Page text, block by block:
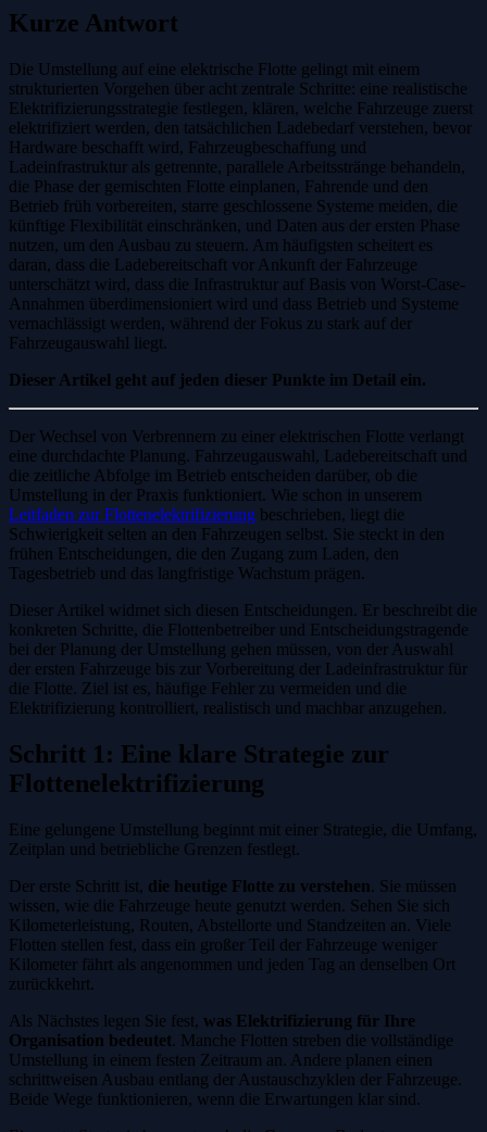
Kurze Antwort
Die Umstellung auf eine elektrische Flotte gelingt mit einem
strukturierten Vorgehen über acht zentrale Schritte: eine realistische
Elektrifizierungsstrategie festlegen, klären, welche Fahrzeuge zuerst
elektrifiziert werden, den tatsächlichen Ladebedarf verstehen, bevor
Hardware beschafft wird, Fahrzeugbeschaffung und
Ladeinfrastruktur als getrennte, parallele Arbeitsstränge behandeln,
die Phase der gemischten Flotte einplanen, Fahrende und den
Betrieb früh vorbereiten, starre geschlossene Systeme meiden, die
künftige Flexibilität einschränken, und Daten aus der ersten Phase
nutzen, um den Ausbau zu steuern. Am häufigsten scheitert es
daran, dass die Ladebereitschaft vor Ankunft der Fahrzeuge
unterschätzt wird, dass die Infrastruktur auf Basis von Worst-Case-
Annahmen überdimensioniert wird und dass Betrieb und Systeme
vernachlässigt werden, während der Fokus zu stark auf der
Fahrzeugauswahl liegt.
Dieser Artikel geht auf jeden dieser Punkte im Detail ein.
Der Wechsel von Verbrennern zu einer elektrischen Flotte verlangt
eine durchdachte Planung. Fahrzeugauswahl, Ladebereitschaft und
die zeitliche Abfolge im Betrieb entscheiden darüber, ob die
Umstellung in der Praxis funktioniert. Wie schon in unserem
Leitfaden zur Flottenelektrifizierung beschrieben, liegt die
Schwierigkeit selten an den Fahrzeugen selbst. Sie steckt in den
frühen Entscheidungen, die den Zugang zum Laden, den
Tagesbetrieb und das langfristige Wachstum prägen.
Dieser Artikel widmet sich diesen Entscheidungen. Er beschreibt die
konkreten Schritte, die Flottenbetreiber und Entscheidungstragende
bei der Planung der Umstellung gehen müssen, von der Auswahl
der ersten Fahrzeuge bis zur Vorbereitung der Ladeinfrastruktur für
die Flotte. Ziel ist es, häufige Fehler zu vermeiden und die
Elektrifizierung kontrolliert, realistisch und machbar anzugehen.
Schritt 1: Eine klare Strategie zur
Flottenelektrifizierung
Eine gelungene Umstellung beginnt mit einer Strategie, die Umfang,
Zeitplan und betriebliche Grenzen festlegt.
Der erste Schritt ist, die heutige Flotte zu verstehen. Sie müssen
wissen, wie die Fahrzeuge heute genutzt werden. Sehen Sie sich
Kilometerleistung, Routen, Abstellorte und Standzeiten an. Viele
Flotten stellen fest, dass ein großer Teil der Fahrzeuge weniger
Kilometer fährt als angenommen und jeden Tag an denselben Ort
zurückkehrt.
Als Nächstes legen Sie fest, was Elektrifizierung für Ihre
Organisation bedeutet. Manche Flotten streben die vollständige
Umstellung in einem festen Zeitraum an. Andere planen einen
schrittweisen Ausbau entlang der Austauschzyklen der Fahrzeuge.
Beide Wege funktionieren, wenn die Erwartungen klar sind.